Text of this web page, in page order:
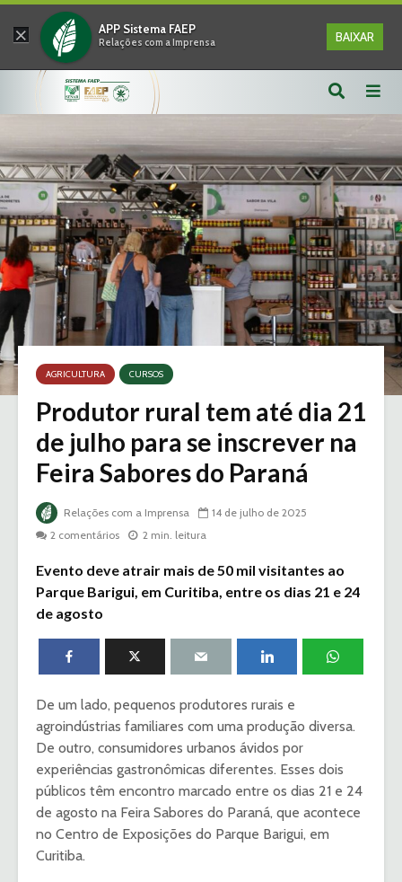
× APP Sistema FAEP
Relações com a Imprensa BAIXAR
AGRICULTURA CURSOS
Produtor rural tem até dia 21
de julho para se inscrever na
Feira Sabores do Paraná
Relações com a Imprensa
14 de julho de 2025
2 comentários
2 min. leitura
Evento deve atrair mais de 50 mil visitantes ao
Parque Barigui, em Curitiba, entre os dias 21 e 24
de agosto
De um lado, pequenos produtores rurais e
agroindústrias familiares com uma produção diversa.
De outro, consumidores urbanos ávidos por
experiências gastronômicas diferentes. Esses dois
públicos têm encontro marcado entre os dias 21 e 24
de agosto na Feira Sabores do Paraná, que acontece
no Centro de Exposições do Parque Barigui, em
Curitiba.